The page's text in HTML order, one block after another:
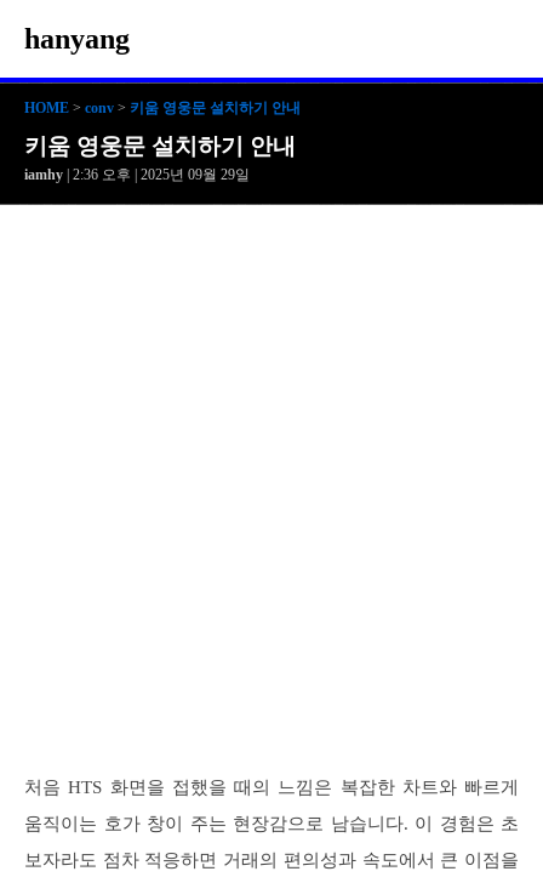
hanyang
HOME > conv > 키움 영웅문 설치하기 안내
키움 영웅문 설치하기 안내
iamhy | 2:36 오후 | 2025년 09월 29일
처음 HTS 화면을 접했을 때의 느낌은 복잡한 차트와 빠르게
움직이는 호가 창이 주는 현장감으로 남습니다. 이 경험은 초
보자라도 점차 적응하면 거래의 편의성과 속도에서 큰 이점을